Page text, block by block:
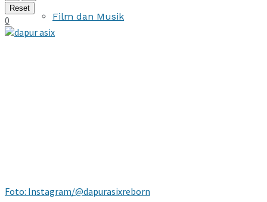
Film dan Musik
Reset
0
Foto: Instagram/@dapurasixreborn